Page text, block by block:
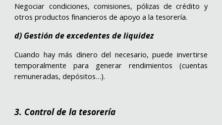
Negociar condiciones, comisiones, pólizas de crédito y
otros productos financieros de apoyo a la tesorería.
d) Gestión de excedentes de liquidez
Cuando hay más dinero del necesario, puede invertirse
temporalmente para generar rendimientos (cuentas
remuneradas, depósitos…).
3. Control de la tesorería